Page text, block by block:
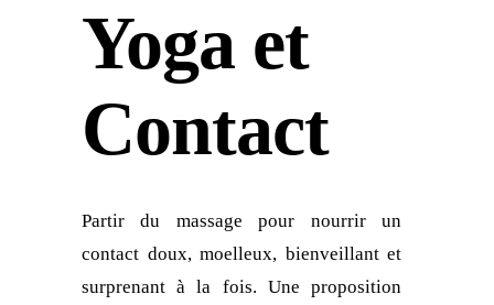
Yoga et
Contact
Partir du massage pour nourrir un
contact doux, moelleux, bienveillant et
surprenant à la fois. Une proposition